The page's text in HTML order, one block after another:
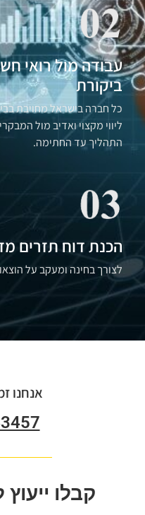
עבודה מול רואי
ביקורת
כל חברה בישראל מחויבת
ליווי מקצוי ואדיב מול
התהליך עד החתימה.
הכנת דוח תזרים
לצורך בחינה ומעקב על
אנחנו
קבלו